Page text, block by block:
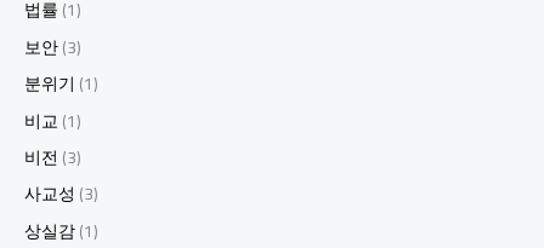
법률(1)
보안(3)
분위기 (1)
비교(1)
비전(3)
사교성 (3)
상실감(1)